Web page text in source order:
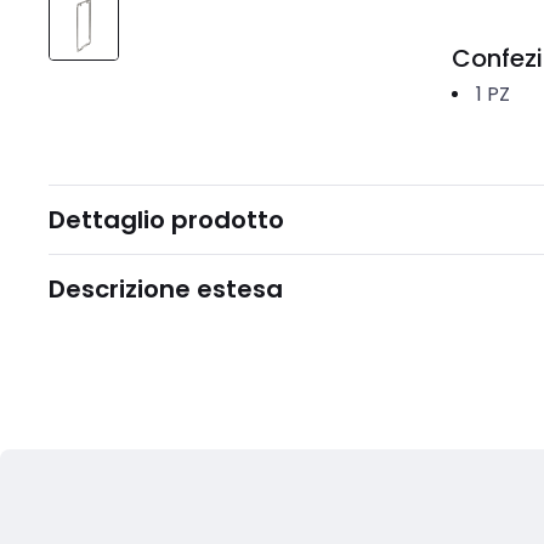
1 PZ
Dettaglio prodotto
Descrizione estesa